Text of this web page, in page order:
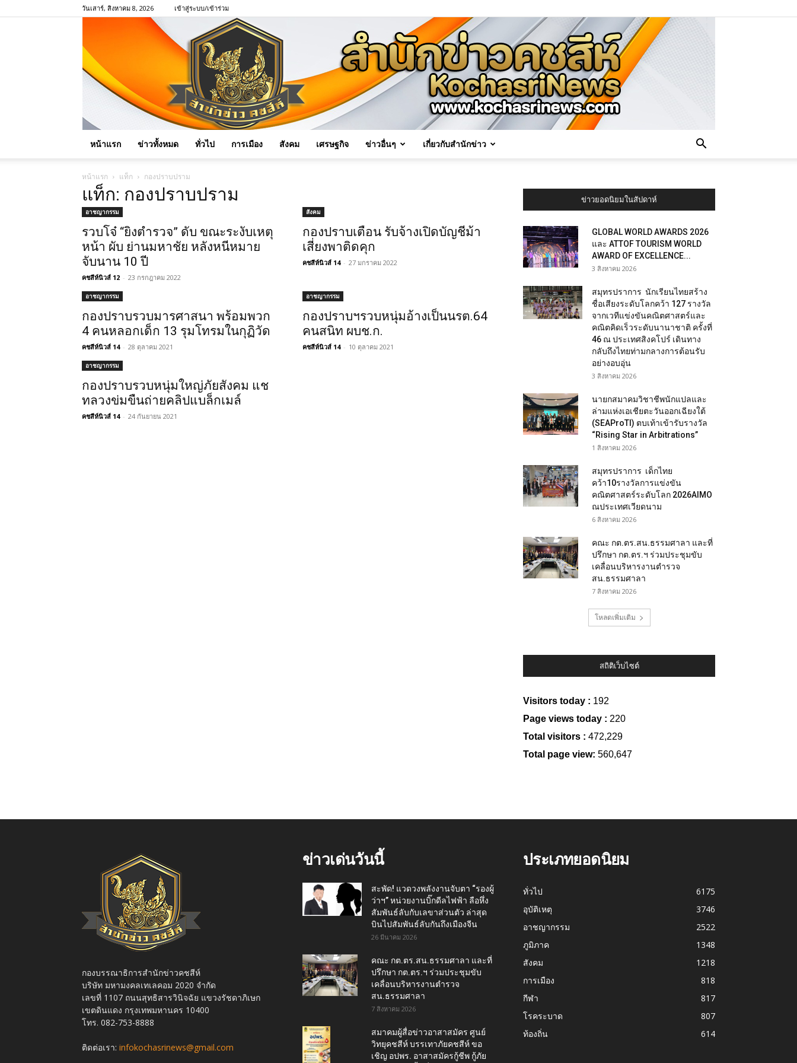
วันเสาร์, สิงหาคม 8, 2026 เข้าสู่ระบบ/เข้าร่วม
หน้าแรก ข่าวทั้งหมด ทั่วไป การเมือง สังคม เศรษฐกิจ ข่าวอื่นๆ เกี่ยวกับสำนักข่าว
หน้าแรก แท็ก กองปราบปราม
แท็ก: กองปราบปราม
อาชญากรรม
รวบโจ๋ “ยิงตำรวจ” ดับ ขณะระงับเหตุ
หน้า ผับ ย่านมหาชัย หลังหนีหมาย
จับนาน 10 ปี
คชสีห์นิวส์ 12 - 23 กรกฎาคม 2022
สังคม
กองปราบเตือน รับจ้างเปิดบัญชีม้า
เสี่ยงพาติดคุก
คชสีห์นิวส์ 14 - 27 มกราคม 2022
อาชญากรรม
กองปราบรวบมารศาสนา พร้อมพวก
4 คนหลอกเด็ก 13 รุมโทรมในกุฏิวัด
คชสีห์นิวส์ 14 - 28 ตุลาคม 2021
อาชญากรรม
กองปราบฯรวบหนุ่มอ้างเป็นนรต.64
คนสนิท ผบช.ก.
คชสีห์นิวส์ 14 - 10 ตุลาคม 2021
อาชญากรรม
กองปราบรวบหนุ่มใหญ่ภัยสังคม แช
ทลวงข่มขืนถ่ายคลิปแบล็กเมล์
คชสีห์นิวส์ 14 - 24 กันยายน 2021
ข่าวยอดนิยมในสัปดาห์
GLOBAL WORLD AWARDS 2026
และ ATTOF TOURISM WORLD
AWARD OF EXCELLENCE...
3 สิงหาคม 2026
สมุทรปราการ นักเรียนไทยสร้าง
ชื่อเสียงระดับโลกคว้า 127 รางวัล
จากเวทีแข่งขันคณิตศาสตร์และ
คณิตคิดเร็วระดับนานาชาติ ครั้งที่
46 ณ ประเทศสิงคโปร์ เดินทาง
กลับถึงไทยท่ามกลางการต้อนรับ
อย่างอบอุ่น
3 สิงหาคม 2026
นายกสมาคมวิชาชีพนักแปลและ
ล่ามแห่งเอเชียตะวันออกเฉียงใต้
(SEAProTI) ตบเท้าเข้ารับรางวัล
“Rising Star in Arbitrations”
1 สิงหาคม 2026
สมุทรปราการ เด็กไทย
คว้า10รางวัลการแข่งขัน
คณิตศาสตร์ระดับโลก 2026AIMO
ณประเทศเวียดนาม
6 สิงหาคม 2026
คณะ กต.ตร.สน.ธรรมศาลา และที่
ปรึกษา กต.ตร.ฯ ร่วมประชุมขับ
เคลื่อนบริหารงานตำรวจ
สน.ธรรมศาลา
7 สิงหาคม 2026
โหลดเพิ่มเติม
สถิติเว็บไซต์
Visitors today : 192
Page views today : 220
Total visitors : 472,229
Total page view: 560,647
กองบรรณาธิการสำนักข่าวคชสีห์
บริษัท มหามงคลเทเลคอม 2020 จำกัด
เลขที่ 1107 ถนนสุทธิสารวินิจฉัย แขวงรัชดาภิเษก
เขตดินแดง กรุงเทพมหานคร 10400
โทร. 082-753-8888
ติดต่อเรา: infokochasrinews@gmail.com
ข่าวเด่นวันนี้
สะพัด! แวดวงพลังงานจับตา “รองผู้
ว่าฯ” หน่วยงานบิ๊กดีลไฟฟ้า ลือหึ่ง
สัมพันธ์ลับกับเลขาส่วนตัว ล่าสุด
บินไปสัมพันธ์ลับกันถึงเมืองจีน
26 มีนาคม 2026
คณะ กต.ตร.สน.ธรรมศาลา และที่
ปรึกษา กต.ตร.ฯ ร่วมประชุมขับ
เคลื่อนบริหารงานตำรวจ
สน.ธรรมศาลา
7 สิงหาคม 2026
สมาคมผู้สื่อข่าวอาสาสมัคร ศูนย์
วิทยุคชสีห์ บรรเทาภัยคชสีห์ ขอ
เชิญ อปพร. อาสาสมัครกู้ชีพ กู้ภัย
ประเภทยอดนิยม
ทั่วไป
6175
อุบัติเหตุ
3746
อาชญากรรม
2522
ภูมิภาค
1348
สังคม
1218
การเมือง
818
กีฬา
817
โรคระบาด
807
ท้องถิ่น
614